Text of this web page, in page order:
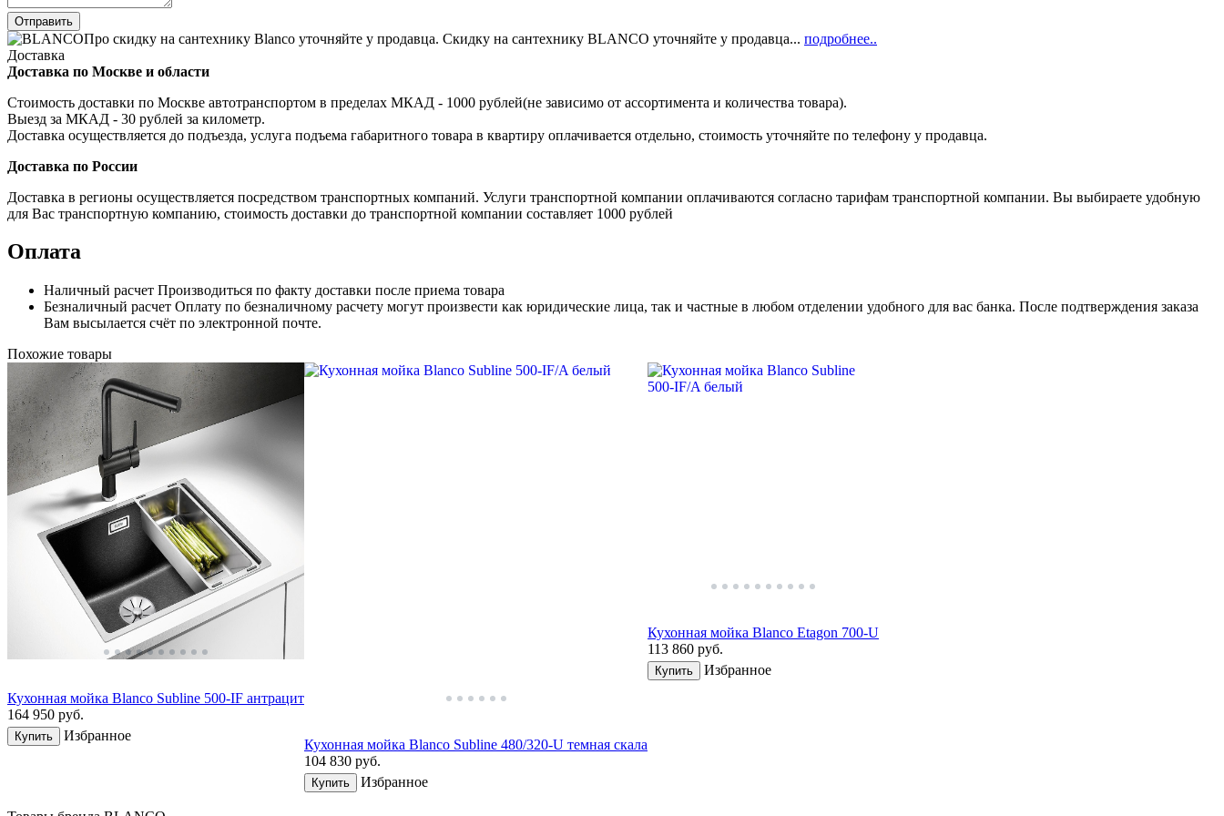
Про скидку на сантехнику Blanco уточняйте у продавца. Скидку на сантехнику BLANCO уточняйте у продавца... подробнее..
Доставка
Доставка по Москве и области
Стоимость доставки по Москве автотранспортом в пределах МКАД - 1000 рублей(не зависимо от ассортимента и количества товара).
Выезд за МКАД - 30 рублей за километр.
Доставка осуществляется до подъезда, услуга подъема габаритного товара в квартиру оплачивается отдельно, стоимость уточняйте по телефону у продавца.
Доставка по России
Доставка в регионы осуществляется посредством транспортных компаний. Услуги транспортной компании оплачиваются согласно тарифам транспортной компании. Вы выбираете удобную
для Вас транспортную компанию, стоимость доставки до транспортной компании составляет 1000 рублей
Оплата
Наличный расчет Производиться по факту доставки после приема товара
Безналичный расчет Оплату по безналичному расчету могут произвести как юридические лица, так и частные в любом отделении удобного для вас банка. После подтверждения заказа
Вам высылается счёт по электронной почте.
Похожие товары
Кухонная мойка Blanco Subline 500-IF aнтрацит
164 950 руб.
Купить Избранное
Кухонная мойка Blanco Subline 480/320-U темная скала
104 830 руб.
Купить Избранное
Кухонная мойка Blanco Etagon 700-U
113 860 руб.
Купить Избранное